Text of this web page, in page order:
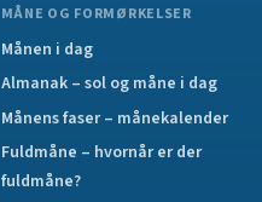
MÅNE OG FORMØRKELSER
Månen i dag
Almanak – sol og måne i dag
Månens faser – månekalender
Fuldmåne – hvornår er der
fuldmåne?